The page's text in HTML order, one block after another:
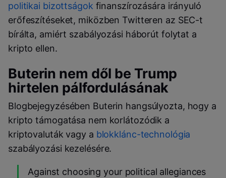
politikai bizottságok finanszírozására irányuló
erőfeszítéseket, miközben Twitteren az SEC-t
bírálta, amiért szabályozási háborút folytat a
kripto ellen.
Buterin nem dől be Trump
hirtelen pálfordulásának
Blogbejegyzésében Buterin hangsúlyozta, hogy a
kripto támogatása nem korlátozódik a
kriptovaluták vagy a blokklánc-technológia
szabályozási kezelésére.
Against choosing your political allegiances